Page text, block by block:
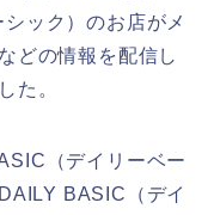
ック）のお店がメ
どの情報を配信し
た。
（デイリーベー
BASIC（デイ